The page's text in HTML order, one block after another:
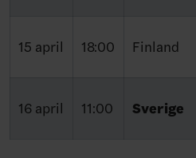
15 april 18:00 Finland
16 april 11:00 Sverige